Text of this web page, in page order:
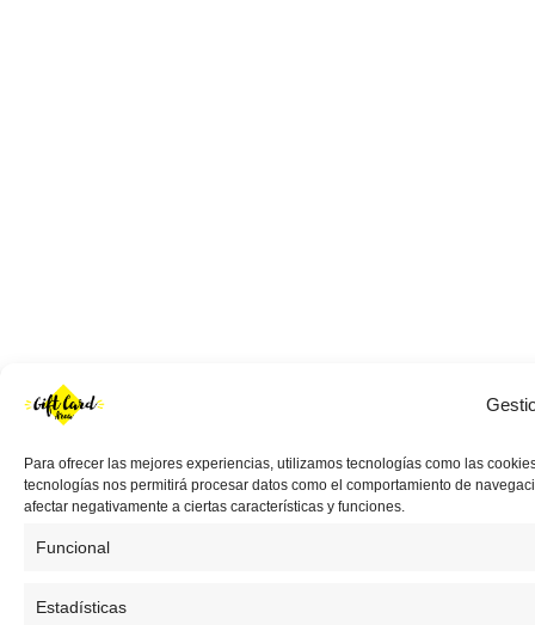
Para ofrecer las mejores experiencias, utilizamos tecnologías como las
tecnologías nos permitirá procesar datos como el comportamiento de
afectar negativamente a ciertas características y funciones.
Funcional
Estadísticas